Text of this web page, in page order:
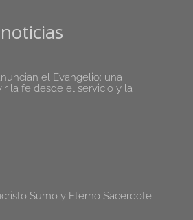
el Evangelio: una
la fe desde el servicio y la
Sumo y Eterno Sacerdote